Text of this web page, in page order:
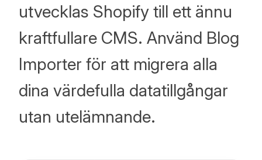
utvecklas Shopify till ett ännu
kraftfullare CMS. Använd Blog
Importer för att migrera alla
dina värdefulla datatillgångar
utan utelämnande.